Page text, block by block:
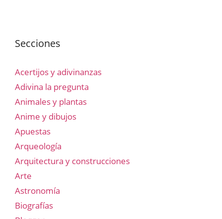
Secciones
Acertijos y adivinanzas
Adivina la pregunta
Animales y plantas
Anime y dibujos
Apuestas
Arqueología
Arquitectura y construcciones
Arte
Astronomía
Biografías